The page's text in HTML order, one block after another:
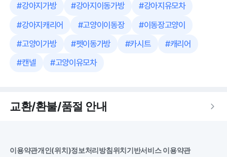
#강아지가방 #강아지이동가방 #강아지유모차
#강아지캐리어 #고양이이동장 #이동장고양이
#고양이가방 #펫이동가방 #카시트 #캐리어
#캔넬 #고양이유모차
교환/환불/품절 안내
이용약관개인(위치)정보처리방침위치기반서비스 이용약관